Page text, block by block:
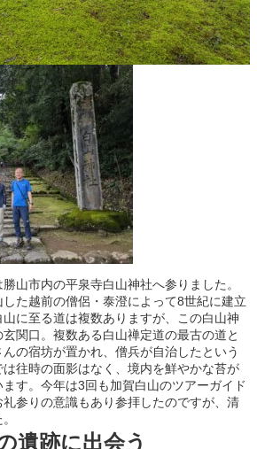
山市内の平泉寺白山神社へ参りました。
た越前の僧侶・泰澄によって8世紀に建立
に至る道は複数ありますが、この白山神
関口。複数ある白山禅定道の最古の道と
の宿坊が置かれ、僧兵が自治したという
往時の面影はなく、境内を鮮やかな苔が
す。今年は3回も加賀白山のツアーガイド
参りの意識もあり参拝したのですが、清
遺跡に出会う